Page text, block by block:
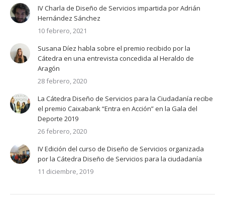
IV Charla de Diseño de Servicios impartida por Adrián
Hernández Sánchez
10 febrero, 2021
Susana Díez habla sobre el premio recibido por la
Cátedra en una entrevista concedida al Heraldo de
Aragón
28 febrero, 2020
La Cátedra Diseño de Servicios para la Ciudadanía recibe
el premio Caixabank “Entra en Acción” en la Gala del
Deporte 2019
26 febrero, 2020
IV Edición del curso de Diseño de Servicios organizada
por la Cátedra Diseño de Servicios para la ciudadanía
11 diciembre, 2019